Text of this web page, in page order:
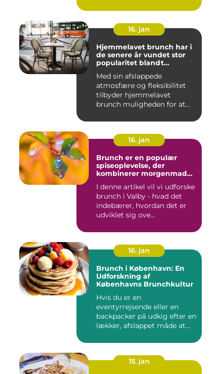
16. jan
Hjemmelavet brunch har i
de senere år vundet stor
popularitet blandt
backpackere, der ønsker at
nyde en behagelig og
velsmagende morgenmad
uden at skulle forlade
deres indkvartering
Med sin afslappede
atmosfære og fleksibilitet
tilbyder hjemmelavet
brunch muligheden for at
16. jan
Brunch er en populær
spiseoplevelse, der
kombinerer morgenmad
trendy og vigtig del af
madkulturen i Valby
I denne artikel vil vi udforske
brunch i Valby - hvad det
indebærer, hvordan det er
udviklet sig ove...
16. jan
Brunch i København: En
Udforskning af
Københavns Brunchkultur
Hvis du er en
eventyrrejsende eller en
backpacker på udkig efter en
lækker, afslappet måde at
15. jan